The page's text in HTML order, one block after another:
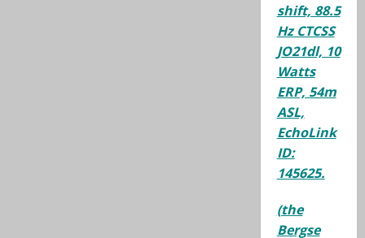
shift, 88.5
Hz CTCSS
JO21dl, 10
Watts
ERP, 54m
ASL,
EchoLink
ID:
145625.
(the
Bergse